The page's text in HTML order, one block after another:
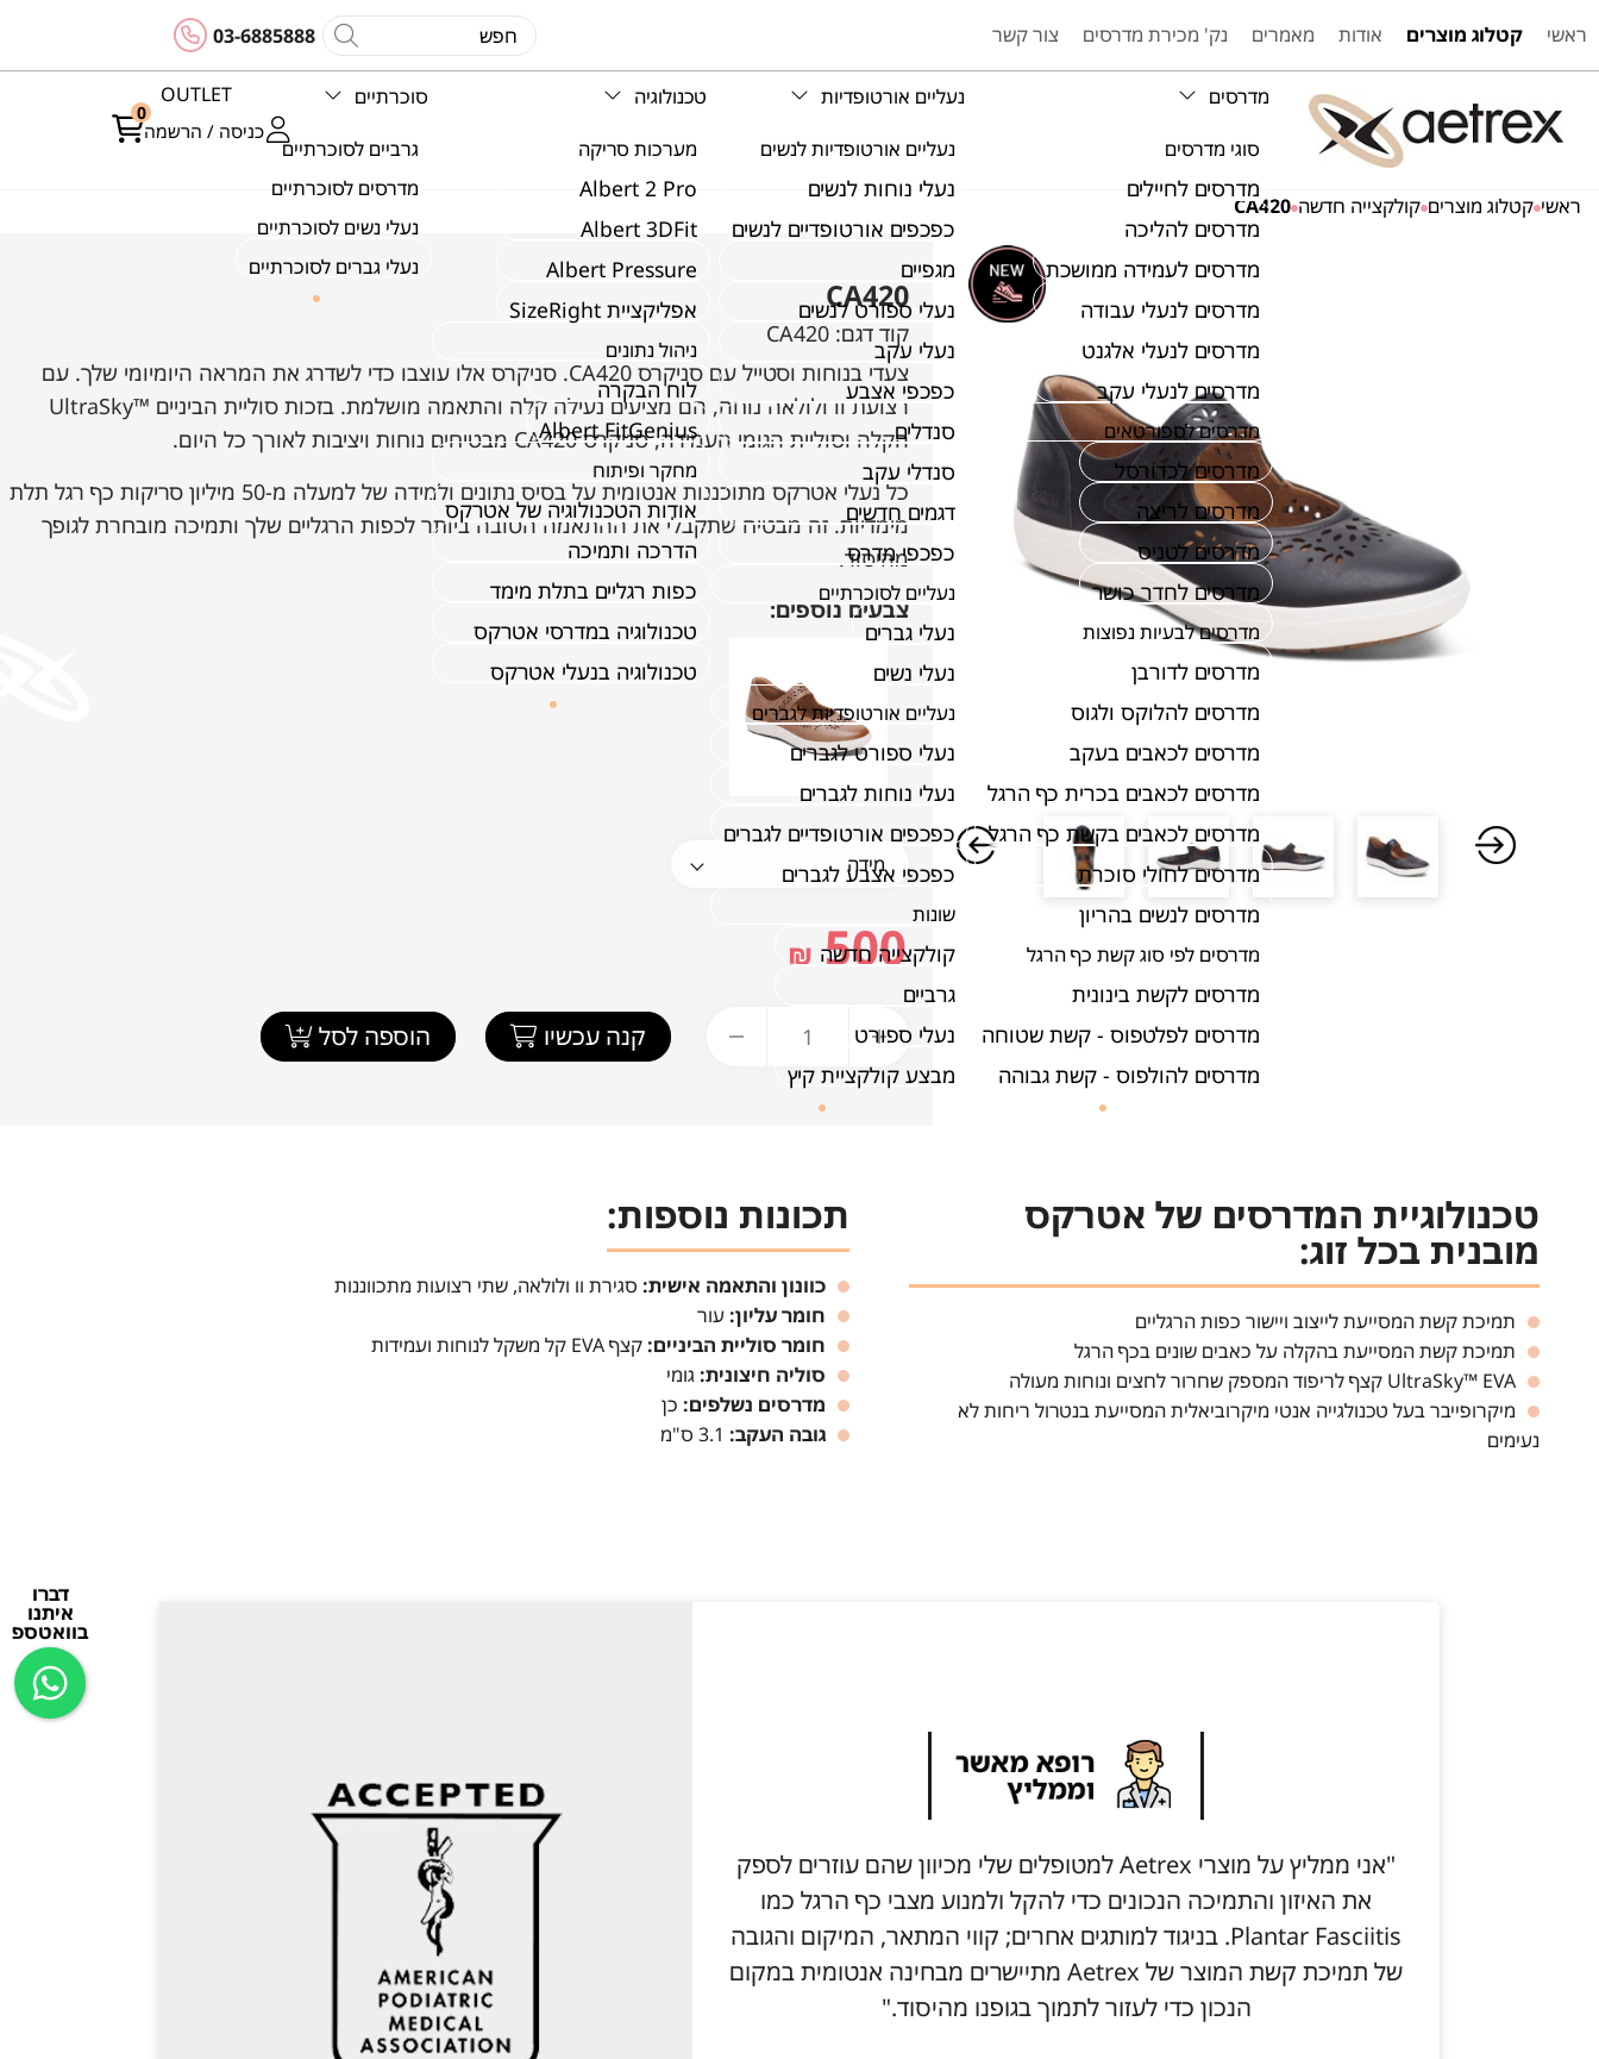
דברו
איתנו
בוואטספ
ראשי קטלוג מוצרים אודות מאמרים נק' מכירת מדרסים צור קשר 03-6885888
מדרסים
סוגי מדרסים
מדרסים לחיילים
מדרסים להליכה
מדרסים לעמידה ממושכת
מדרסים לנעלי עבודה
מדרסים לנעלי אלגנט
מדרסים לנעלי עקב
מדרסים לספורטאים
מדרסים לכדורסל
מדרסים לריצה
מדרסים לטניס
מדרסים לחדר כושר
מדרסים לבעיות נפוצות
מדרסים לדורבן
מדרסים להלוקס ולגוס
מדרסים לכאבים בעקב
מדרסים לכאבים בכרית כף הרגל
מדרסים לכאבים בקשת כף הרגל
מדרסים לחולי סוכרת
מדרסים לנשים בהריון
מדרסים לפי סוג קשת כף הרגל
מדרסים לקשת בינונית
מדרסים לפלטפוס - קשת שטוחה
מדרסים להולפוס - קשת גבוהה
נעליים אורטופדיות
נעליים אורטופדיות לנשים
נעלי נוחות לנשים
כפכפים אורטופדיים לנשים
מגפיים
נעלי ספורט לנשים
נעלי עקב
כפכפי אצבע
סנדלים
סנדלי עקב
דגמים חדשים
כפכפי מדרס
נעליים לסוכרתיים
נעלי גברים
נעלי נשים
נעליים אורטופדיות לגברים
נעלי ספורט לגברים
נעלי נוחות לגברים
כפכפים אורטופדיים לגברים
כפכפי אצבע לגברים
שונות
קולקצייה חדשה
גרביים
נעלי ספורט
מבצע קולקציית קיץ
טכנולוגיה
מערכות סריקה
Albert 2 Pro
Albert 3DFit
Albert Pressure
אפליקציית SizeRight
ניהול נתונים
לוח הבקרה
Albert FitGenius
מחקר ופיתוח
אודות הטכנולוגיה של אטרקס
הדרכה ותמיכה
כפות רגליים בתלת מימד
טכנולוגיה במדרסי אטרקס
טכנולוגיה בנעלי אטרקס
סוכרתיים
גרביים לסוכרתיים
מדרסים לסוכרתיים
נעלי נשים לסוכרתיים
נעלי גברים לסוכרתיים
OUTLET
כניסה / הרשמה
0
ראשי קטלוג מוצרים קולקצייה חדשה CA420
CA420
קוד דגם: CA420
צעדי בנוחות וסטייל עם סניקרס CA420. סניקרס אלו עוצבו כדי לשדרג את המראה היומיומי שלך. עם
רצועת וו ולולאה נוחה, הם מציעים נעילה קלה והתאמה מושלמת. בזכות סוליית הביניים ™UltraSky
הקלה וסוליית הגומי העמידה, סניקרס CA420 מבטיחים נוחות ויציבות לאורך כל היום.
כל נעלי אטרקס מתוכננות אנטומית על בסיס נתונים ולמידה של למעלה מ-50 מיליון סריקות כף רגל תלת
מימדיות. זה מבטיח שתקבלי את ההתאמה הטובה ביותר לכפות הרגליים שלך ותמיכה מובחרת לגופך
מהיסוד.
צבעים נוספים:
500
₪
קנה עכשיו הוספה לסל
טכנולוגיית המדרסים של אטרקס
מובנית בכל זוג:
תמיכת קשת המסייעת לייצוב ויישור כפות הרגליים
תמיכת קשת המסייעת בהקלה על כאבים שונים בכף הרגל
UltraSky™ EVA קצף לריפוד המספק שחרור לחצים ונוחות מעולה
מיקרופייבר בעל טכנולגייה אנטי מיקרוביאלית המסייעת בנטרול ריחות לא
נעימים
תכונות נוספות:
כוונון והתאמה אישית: סגירת וו ולולאה, שתי רצועות מתכווננות
חומר עליון: עור
חומר סוליית הביניים: קצף EVA קל משקל לנוחות ועמידות
סוליה חיצונית: גומי
מדרסים נשלפים: כן
גובה העקב:
"אני ממליץ על מוצרי Aetrex למטופלים שלי מכיוון שהם עוזרים לספק
את האיזון והתמיכה הנכונים כדי להקל ולמנוע מצבי כף הרגל כמו
Plantar Fasciitis. בניגוד למותגים אחרים; קווי המתאר, המיקום והגובה
של תמיכת קשת המוצר של Aetrex מתיישרים מבחינה אנטומית במקום
הנכון כדי לעזור לתמוך בגופנו מהיסוד."